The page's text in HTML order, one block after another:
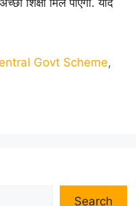
Govt Scheme,
Search